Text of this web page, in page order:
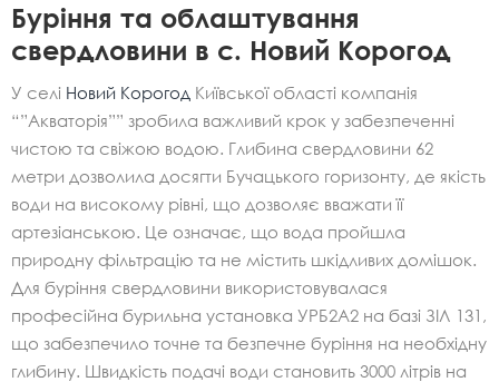
Буріння та облаштування
свердловини в с. Новий Корогод
У селі Новий Корогод Київської області компанія
“”Акваторія”” зробила важливий крок у забезпеченні
чистою та свіжою водою. Глибина свердловини 62
метри дозволила досягти Бучацького горизонту, де якість
води на високому рівні, що дозволяє вважати її
артезіанською. Це означає, що вода пройшла
природну фільтрацію та не містить шкідливих домішок.
Для буріння свердловини використовувалася
професійна бурильна установка УРБ2А2 на базі ЗІЛ 131,
що забезпечило точне та безпечне буріння на необхідну
глибину. Швидкість подачі води становить 3000 літрів на